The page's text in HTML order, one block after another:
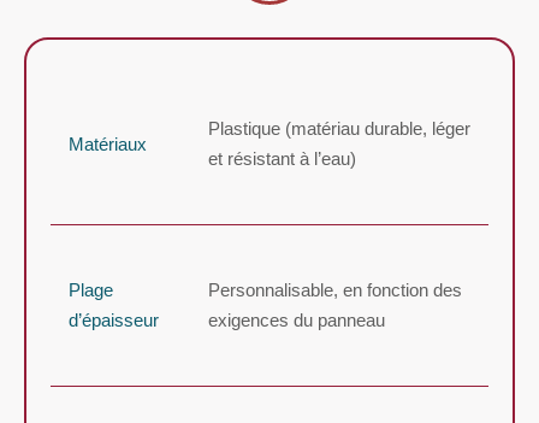
Matériaux
Plastique (matériau durable, léger
et résistant à l’eau)
Plage
d’épaisseur
Personnalisable, en fonction des
exigences du panneau